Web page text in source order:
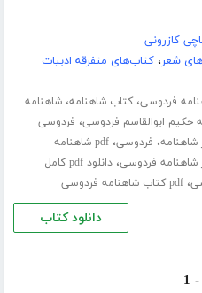
کازرونی
شعر،کتاب‌های متفرقه ادبیات
فردوسی،کتاب شاهنامه،شاهنامه
حکیم ابوالقاسم فردوسی، فردوسی
شاهنامه، فردوسی،
pdf شاهنامه
شاهنامه فردوسی،
دانلود pdf کامل
،pdf کتاب شاهنامه فردوسی
دانلود کتاب